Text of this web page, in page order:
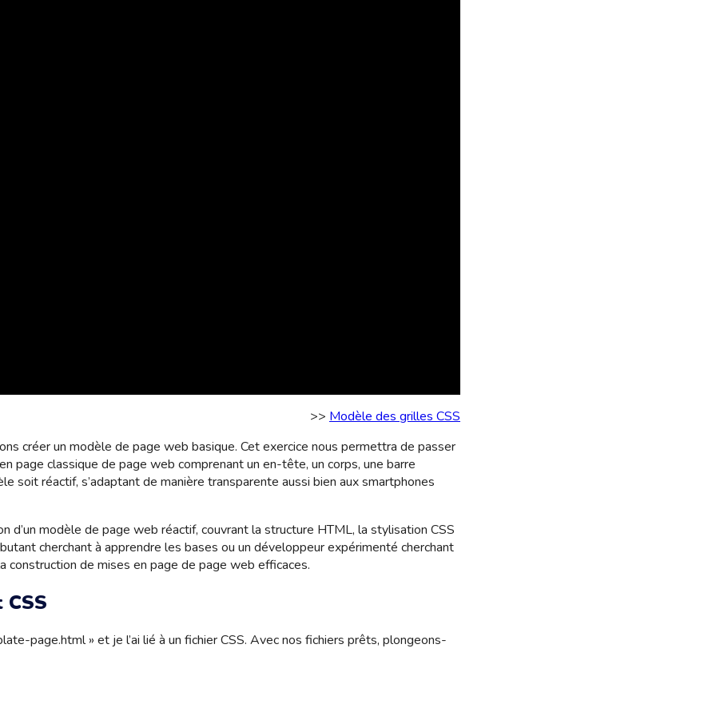
>> Modèle des grilles CSS
créer un modèle de page web basique. Cet exercice nous permettra de passer
page classique de page web comprenant un en-tête, un corps, une barre
soit réactif, s’adaptant de manière transparente aussi bien aux smartphones
d’un modèle de page web réactif, couvrant la structure HTML, la stylisation CSS
cherchant à apprendre les bases ou un développeur expérimenté cherchant
construction de mises en page de page web efficaces.
page.html » et je l’ai lié à un fichier CSS. Avec nos fichiers prêts, plongeons-